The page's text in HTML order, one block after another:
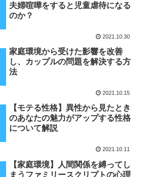
夫婦喧嘩をすると児童虐待になる
のか？
2021.10.30
家庭環境から受けた影響を改善
し、カップルの問題を解決する方
法
2021.10.15
【モテる性格】異性から見たとき
のあなたの魅力がアップする性格
について解説
2021.10.11
【家庭環境】人間関係を縛ってし
まうファミリースクリプトの心理